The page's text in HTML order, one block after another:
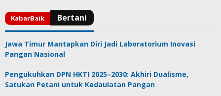
Jawa Timur Mantapkan Diri Jadi Laboratorium Inovasi
Pangan Nasional
Pengukuhkan DPN HKTI 2025–2030: Akhiri Dualisme,
Satukan Petani untuk Kedaulatan Pangan